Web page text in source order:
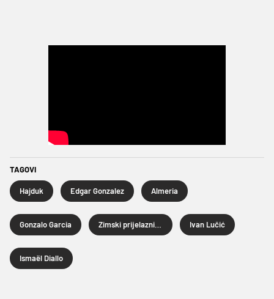
TAGOVI
Hajduk Edgar Gonzalez Almeria
Gonzalo Garcia Ivan Lučić
Ismaël Diallo